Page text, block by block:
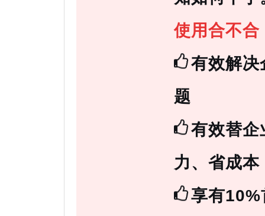
使用合不
有效解决
题
有效替企
力、省成本
享有10%